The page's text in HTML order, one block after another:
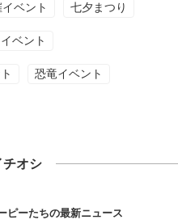
ベント 七夕まつり
ベント
恐竜イベント
チオシ
ピーたちの最新ニュース